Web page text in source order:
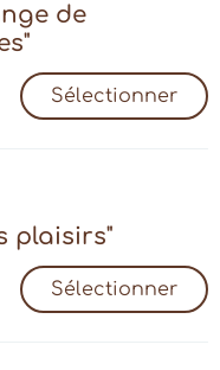
de
Sélectionner
plaisirs"
Sélectionner